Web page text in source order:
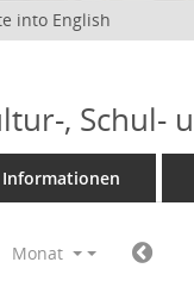
into English
, Schul-
Informationen
Monat